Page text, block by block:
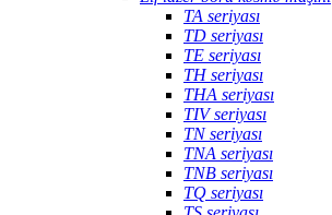
TA seriyası
TD seriyası
TE seriyası
TH seriyası
THA seriyası
TIV seriyası
TN seriyası
TNA seriyası
TNB seriyası
TQ seriyası